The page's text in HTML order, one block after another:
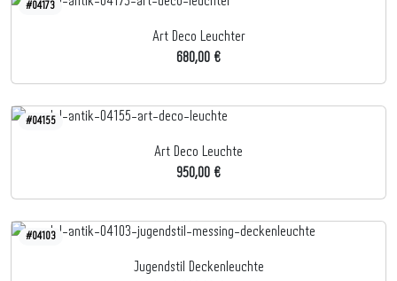
#04173
Art Deco Leuchter
680,00 €
#04155
Art Deco Leuchte
950,00 €
#04103
Jugendstil Deckenleuchte